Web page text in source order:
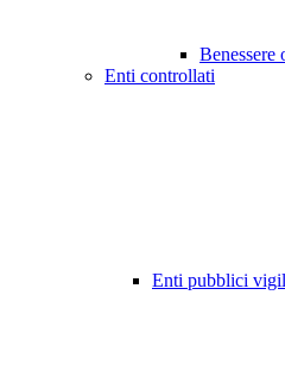
Benessere
Enti controllati
Enti pubblici